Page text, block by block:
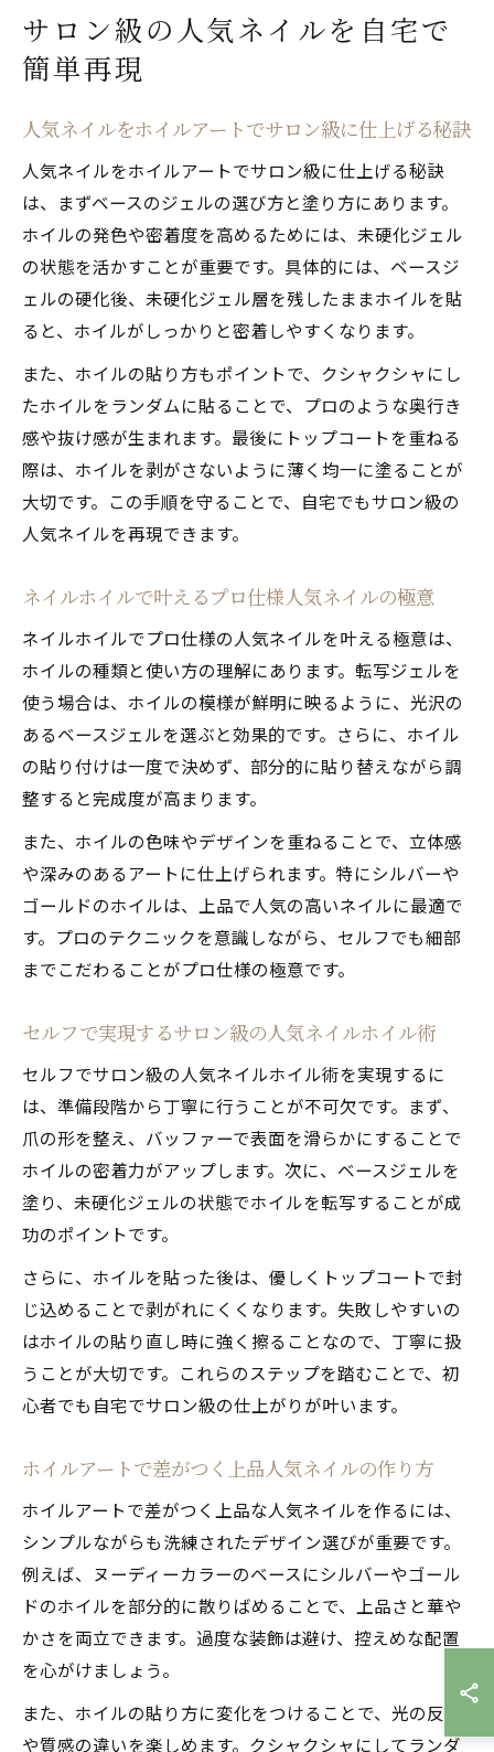
サロン級の人気ネイルを自宅で
簡単再現
人気ネイルをホイルアートでサロン級に仕上げる秘訣
人気ネイルをホイルアートでサロン級に仕上げる秘訣
は、まずベースのジェルの選び方と塗り方にあります。
ホイルの発色や密着度を高めるためには、未硬化ジェル
の状態を活かすことが重要です。具体的には、ベースジ
ェルの硬化後、未硬化ジェル層を残したままホイルを貼
ると、ホイルがしっかりと密着しやすくなります。
また、ホイルの貼り方もポイントで、クシャクシャにし
たホイルをランダムに貼ることで、プロのような奥行き
感や抜け感が生まれます。最後にトップコートを重ねる
際は、ホイルを剥がさないように薄く均一に塗ることが
大切です。この手順を守ることで、自宅でもサロン級の
人気ネイルを再現できます。
ネイルホイルで叶えるプロ仕様人気ネイルの極意
ネイルホイルでプロ仕様の人気ネイルを叶える極意は、
ホイルの種類と使い方の理解にあります。転写ジェルを
使う場合は、ホイルの模様が鮮明に映るように、光沢の
あるベースジェルを選ぶと効果的です。さらに、ホイル
の貼り付けは一度で決めず、部分的に貼り替えながら調
整すると完成度が高まります。
また、ホイルの色味やデザインを重ねることで、立体感
や深みのあるアートに仕上げられます。特にシルバーや
ゴールドのホイルは、上品で人気の高いネイルに最適で
す。プロのテクニックを意識しながら、セルフでも細部
までこだわることがプロ仕様の極意です。
セルフで実現するサロン級の人気ネイルホイル術
セルフでサロン級の人気ネイルホイル術を実現するに
は、準備段階から丁寧に行うことが不可欠です。まず、
爪の形を整え、バッファーで表面を滑らかにすることで
ホイルの密着力がアップします。次に、ベースジェルを
塗り、未硬化ジェルの状態でホイルを転写することが成
功のポイントです。
さらに、ホイルを貼った後は、優しくトップコートで封
じ込めることで剥がれにくくなります。失敗しやすいの
はホイルの貼り直し時に強く擦ることなので、丁寧に扱
うことが大切です。これらのステップを踏むことで、初
心者でも自宅でサロン級の仕上がりが叶います。
ホイルアートで差がつく上品人気ネイルの作り方
ホイルアートで差がつく上品な人気ネイルを作るには、
シンプルながらも洗練されたデザイン選びが重要です。
例えば、ヌーディーカラーのベースにシルバーやゴール
ドのホイルを部分的に散りばめることで、上品さと華や
かさを両立できます。過度な装飾は避け、控えめな配置
を心がけましょう。
また、ホイルの貼り方に変化をつけることで、光の反射
や質感の違いを楽しめます。クシャクシャにしてランダ